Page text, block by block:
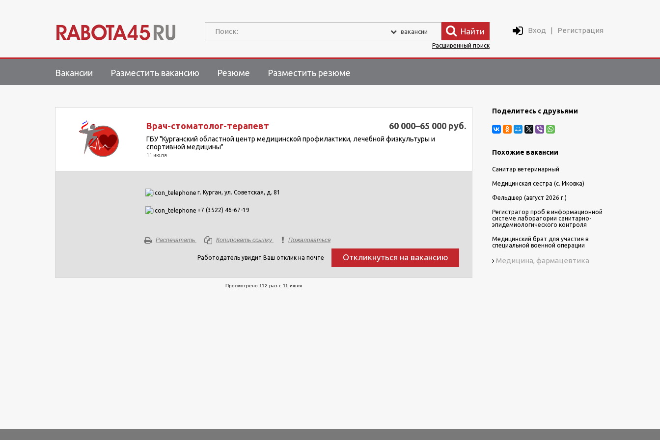
Поиск: вакансии Найти Вход | Регистрация
Расширенный поиск
Вакансии Разместить вакансию Резюме Разместить резюме
Врач-стоматолог-терапевт 60 000–65 000 руб.
ГБУ "Курганский областной центр медицинской профилактики, лечебной физкультуры и
спортивной медицины"
11 июля
г. Курган, ул. Советская, д. 81
+7 (3522) 46-67-19
Распечатать Копировать ссылку Пожаловаться
Работодатель увидит Ваш отклик на почте Откликнуться на вакансию
Просмотрено 112 раз с 11 июля
Поделитесь с друзьями
Похожие вакансии
Санитар ветеринарный
Медицинская сестра (с. Иковка)
Фельдшер (август 2026 г.)
Регистратор проб в информационной
системе лаборатории санитарно-
эпидемиологического контроля
Медицинский брат для участия в
специальной военной операции
Медицина, фармацевтика